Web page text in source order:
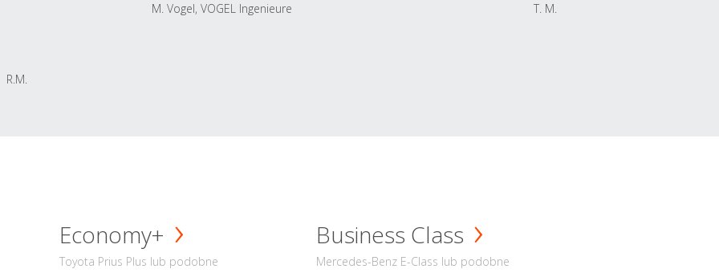
R.M.
M. Vogel, VOGEL Ingenieure T. M.
Economy+
Toyota Prius Plus lub podobne
Business Class
Mercedes-Benz E-Class lub podobne